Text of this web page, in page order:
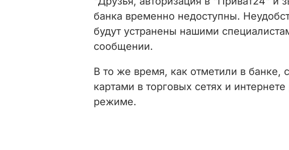
i
d
o
банка временно недоступны.
будут устранены нашими
сообщении.
В то же время, как отметили в банке,
картами в торговых сетях и
режиме.